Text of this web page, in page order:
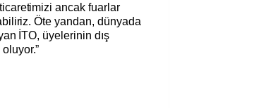
ancak fuarlar
Öte yandan, dünyada
İTO, üyelerinin dış